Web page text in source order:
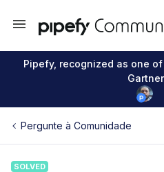
Pipefy, recognized as one
Pergunte à Comunidade
SOLVED